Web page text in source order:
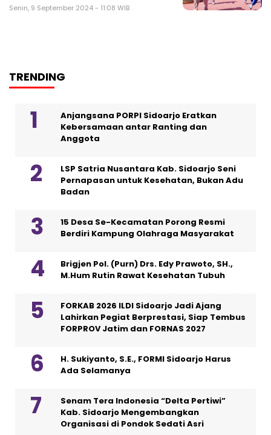
Senin, 9 September 2024 - 11:08 WIB
TRENDING
Anjangsana PORPI Sidoarjo Eratkan
Kebersamaan antar Ranting dan
Anggota
LSP Satria Nusantara Kab. Sidoarjo Seni
Pernapasan untuk Kesehatan, Bukan Adu
Badan
15 Desa Se-Kecamatan Porong Resmi
Berdiri Kampung Olahraga Masyarakat
Brigjen Pol. (Purn) Drs. Edy Prawoto, SH.,
M.Hum Rutin Rawat Kesehatan Tubuh
FORKAB 2026 ILDI Sidoarjo Jadi Ajang
Lahirkan Pegiat Berprestasi, Siap Tembus
FORPROV Jatim dan FORNAS 2027
H. Sukiyanto, S.E., FORMI Sidoarjo Harus
Ada Selamanya
Senam Tera Indonesia “Delta Pertiwi”
Kab. Sidoarjo Mengembangkan
Organisasi di Pondok Sedati Asri